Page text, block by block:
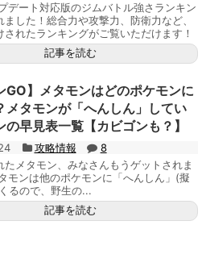
デート対応版のジムバトル強さランキン
ました！総合力や攻撃力、防衛力など、
されたランキングがご覧いただけます！
記事を読む
GO】メタモンはどのポケモンに
メタモンが「へんしん」してい
の早見表一覧【カビゴンも？】
攻略情報
8
たメタモン、みなさんもうゲットされま
モンは他のポケモンに「へんしん」(擬
るので、野生の...
記事を読む